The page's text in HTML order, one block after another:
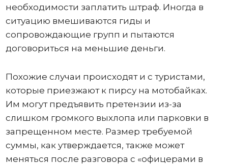
необходимости заплатить штраф. Иногда в
ситуацию вмешиваются гиды и
сопровождающие групп и пытаются
договориться на меньшие деньги.
Похожие случаи происходят и с туристами,
которые приезжают к пирсу на мотобайках.
Им могут предъявить претензии из-за
слишком громкого выхлопа или парковки в
запрещенном месте. Размер требуемой
суммы, как утверждается, также может
меняться после разговора с «офицерами в